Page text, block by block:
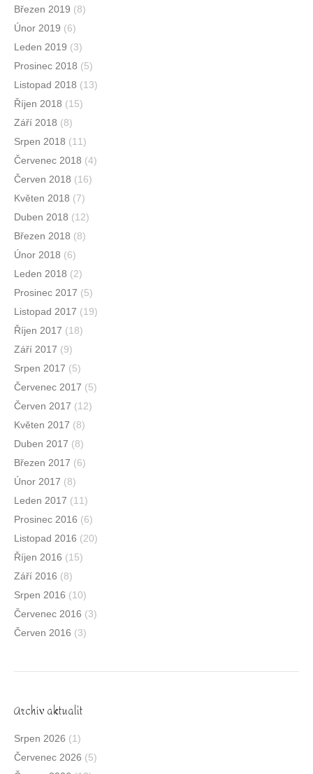
Březen 2019 (8)
Únor 2019 (6)
Leden 2019 (3)
Prosinec 2018 (5)
Listopad 2018 (13)
Říjen 2018 (15)
Září 2018 (8)
Srpen 2018 (11)
Červenec 2018 (4)
Červen 2018 (16)
Květen 2018 (7)
Duben 2018 (12)
Březen 2018 (8)
Únor 2018 (6)
Leden 2018 (2)
Prosinec 2017 (5)
Listopad 2017 (19)
Říjen 2017 (18)
Září 2017 (9)
Srpen 2017 (5)
Červenec 2017 (5)
Červen 2017 (12)
Květen 2017 (8)
Duben 2017 (8)
Březen 2017 (6)
Únor 2017 (8)
Leden 2017 (11)
Prosinec 2016 (6)
Listopad 2016 (20)
Říjen 2016 (15)
Září 2016 (8)
Srpen 2016 (10)
Červenec 2016 (3)
Červen 2016 (3)
Archív aktualit
Srpen 2026 (1)
Červenec 2026 (5)